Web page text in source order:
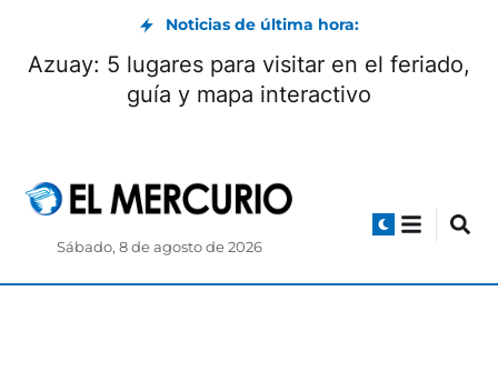
Noticias de última hora:
Azuay: 5 lugares para visitar en el feriado,
guía y mapa interactivo
Sábado, 8 de agosto de 2026